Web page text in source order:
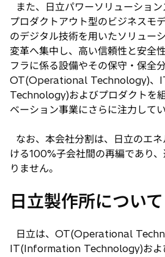
また、日立パワーソリューション
プロダクトアウト型のビジネスモ
のデジタル技術を用いたソリュー
変革へ集中し、高い信頼性と安全
フラに係る設備やその保守・保全
OT(Operational Technology)、
Technology)およびプロダクトを
ベーション事業にさらに注力してい
なお、本会社分割は、日立のエ
ける100%子会社間の再編であり
りません。
日立製作所について
日立は、OT(Operational
IT(Information Technology)およ